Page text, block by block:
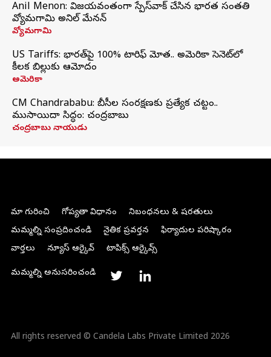
Anil Menon: విజయవంతంగా స్పేస్‌వాక్‌ చేసిన భారత సంతతి
వ్యోమగామి అనిల్‌ మేనన్
వ్యోమగామి
US Tariffs: భారత్‌పై 100% టారిఫ్‌ మోత.. అమెరికా సెనెట్‌లో
కీలక బిల్లుకు ఆమోదం
అమెరికా
CM Chandrababu: బీసీల సంరక్షణకు ప్రత్యేక చట్టం..
ముసాయిదా సిద్ధం: చంద్రబాబు
చంద్రబాబు నాయుడు
మా గురించి గోప్యతా విధానం
నిబంధనలు & షరతులు
మమ్మల్ని సంప్రదించండి
నైతిక ప్రవర్తన
ఫిర్యాదుల పరిష్కారం
వార్తలు
న్యూస్ ఆర్కైవ్ టాపిక్స్ ఆర్కైవ్స్
మమ్మల్ని అనుసరించండి
All rights reserved © Candela Labs Private Limited 2026